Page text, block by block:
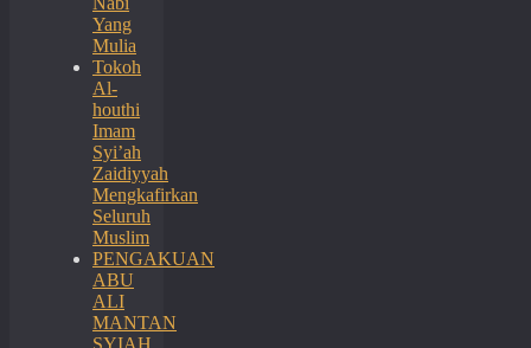
Yang
Mulia
Tokoh
Al-
houthi
Imam
Syi’ah
Zaidiyyah
Mengkafirkan
Seluruh
Muslim
PENGAKUAN
ABU
ALI
MANTAN
SYIAH